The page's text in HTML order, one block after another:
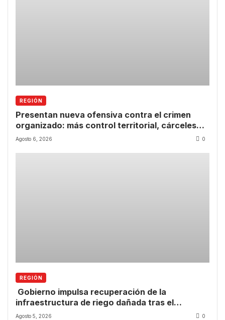
REGIÓN
Presentan nueva ofensiva contra el crimen
organizado: más control territorial, cárceles
más estrictas y decomiso de bienes
Agosto 6, 2026 0
REGIÓN
Gobierno impulsa recuperación de la
infraestructura de riego dañada tras el
temporal.
Agosto 5, 2026 0